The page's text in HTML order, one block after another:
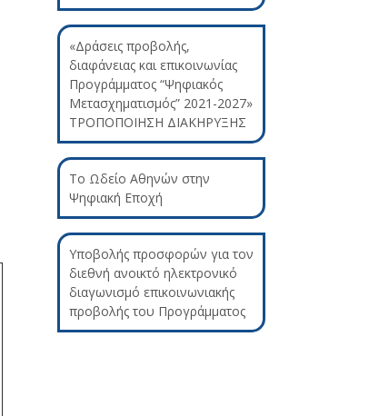
«Δράσεις προβολής,
διαφάνειας και επικοινωνίας
Προγράμματος “Ψηφιακός
Μετασχηματισμός” 2021-2027»
ΤΡΟΠΟΠΟΙΗΣΗ ΔΙΑΚΗΡΥΞΗΣ
Το Ωδείο Αθηνών στην
Ψηφιακή Εποχή
Υποβολής προσφορών για τον
διεθνή ανοικτό ηλεκτρονικό
διαγωνισμό επικοινωνιακής
προβολής του Προγράμματος